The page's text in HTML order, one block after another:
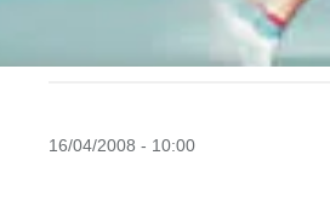
16/04/2008 - 10:00